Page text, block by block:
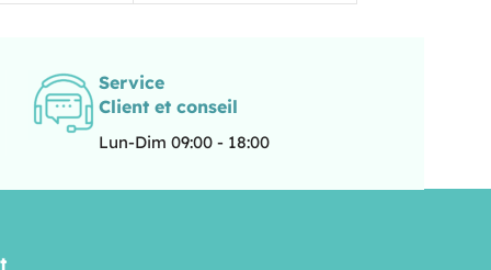
Service
Client et conseil
Lun-Dim 09:00 - 18:00